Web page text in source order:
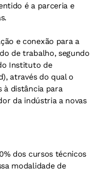
é a parceria e
e conexão para a
de trabalho, segundo
Instituto de
através do qual o
à distância para
da indústria a novas
dos cursos técnicos
modalidade de